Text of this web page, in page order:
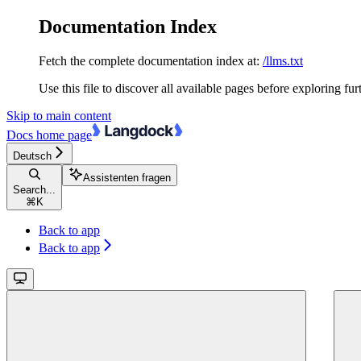
Documentation Index
Fetch the complete documentation index at: /llms.txt
Use this file to discover all available pages before exploring
Skip to main content
Docs home page
Deutsch
Search...
⌘ K
Assistenten fragen
Back to app
Back to app